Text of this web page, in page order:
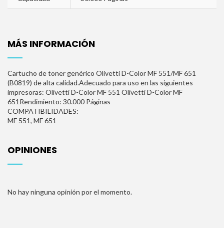
MÁS INFORMACIÓN
Cartucho de toner genérico Olivetti D-Color MF 551/MF 651
(B0819) de alta calidad.Adecuado para uso en las siguientes
impresoras: Olivetti D-Color MF 551 Olivetti D-Color MF
651Rendimiento: 30.000 Páginas
COMPATIBILIDADES:
MF 551, MF 651
OPINIONES
No hay ninguna opinión por el momento.